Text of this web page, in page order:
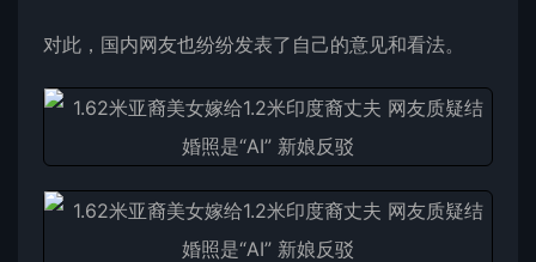
对此，国内网友也纷纷发表了自己的意见和看法。